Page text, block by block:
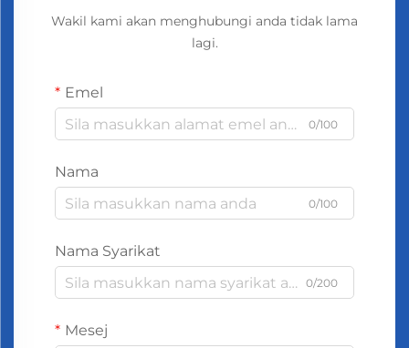
Wakil kami akan menghubungi anda tidak lama
lagi.
Emel
0/100
Nama
0/100
Nama Syarikat
0/200
Mesej